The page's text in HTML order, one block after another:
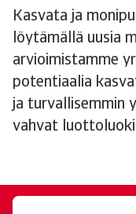
Kasvata ja
löytämällä uusia
arvioimistamme
potentiaalia
ja turvallisemmin
vahvat